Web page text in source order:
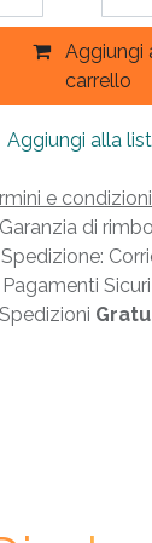
Aggiungi
carrello
Aggiungi alla
e condizioni
di
Sicuri